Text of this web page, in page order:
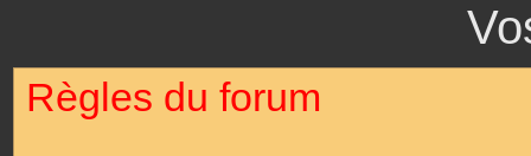
Règles du forum